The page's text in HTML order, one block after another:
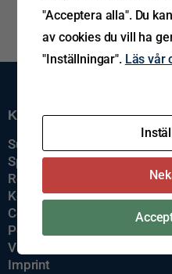
Kundservice
Support
Spårning av gods
Reklamation
Kontakta oss
Cookiepolicy
Policys
Visselblåsning
Imprint
"Acceptera alla". Du
av cookies du vill ha
"Inställningar". Läs vår